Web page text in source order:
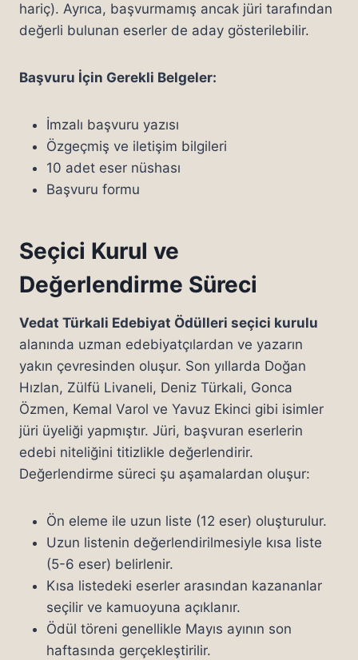
hariç). Ayrıca, başvurmamış ancak jüri tarafından
değerli bulunan eserler de aday gösterilebilir.
Başvuru İçin Gerekli Belgeler:
İmzalı başvuru yazısı
Özgeçmiş ve iletişim bilgileri
10 adet eser nüshası
Başvuru formu
Seçici Kurul ve
Değerlendirme Süreci
Vedat Türkali Edebiyat Ödülleri seçici kurulu
alanında uzman edebiyatçılardan ve yazarın
yakın çevresinden oluşur. Son yıllarda Doğan
Hızlan, Zülfü Livaneli, Deniz Türkali, Gonca
Özmen, Kemal Varol ve Yavuz Ekinci gibi isimler
jüri üyeliği yapmıştır. Jüri, başvuran eserlerin
edebi niteliğini titizlikle değerlendirir.
Değerlendirme süreci şu aşamalardan oluşur:
Ön eleme ile uzun liste (12 eser) oluşturulur.
Uzun listenin değerlendirilmesiyle kısa liste
(5-6 eser) belirlenir.
Kısa listedeki eserler arasından kazananlar
seçilir ve kamuoyuna açıklanır.
Ödül töreni genellikle Mayıs ayının son
haftasında gerçekleştirilir.